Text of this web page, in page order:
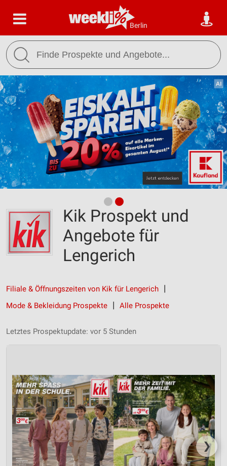
Berlin
Kik Prospekt und
Angebote für
Lengerich
Filiale & Öffnungszeiten von Kik für Lengerich
Mode & Bekleidung Prospekte
Alle Prospekte
Letztes Prospektupdate: vor 5 Stunden
❯